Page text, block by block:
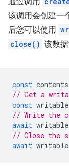
该调用会创建一
后您可以使用
close() 该数据
const contents
// Get a
const writable
// Write the
await writable
// Close the
await writable